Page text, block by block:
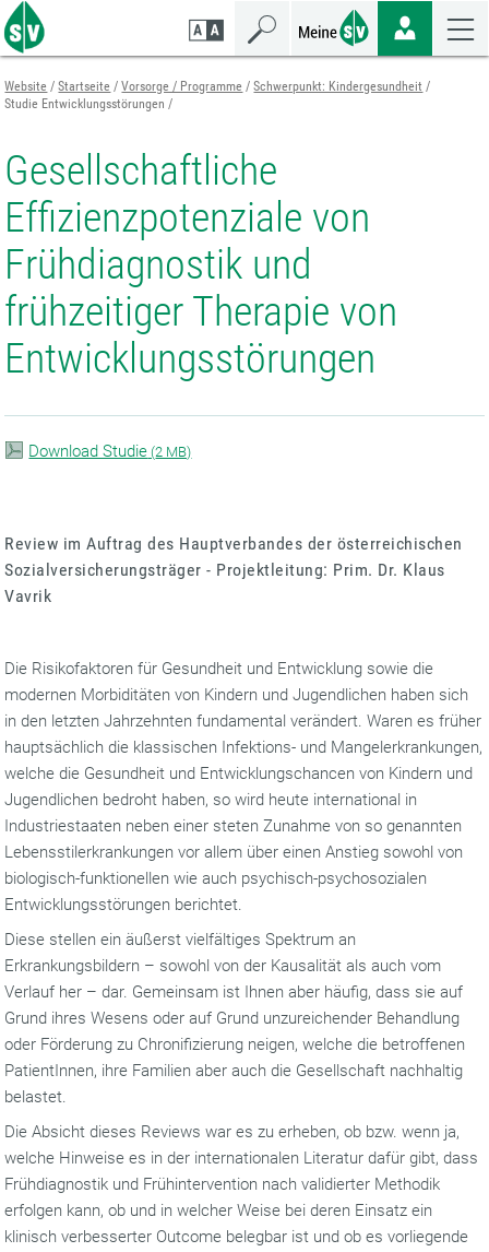
Zum
Seiteninhalt
springen
Zur
Navigation
springen
Zur
Mobilen
Navigation
springen
Website Startseite Vorsorge / Programme
Schwerpunkt: Kindergesundheit
Studie Entwicklungsstörungen
Gesellschaftliche
Effizienzpotenziale von
Frühdiagnostik und
frühzeitiger Therapie von
Entwicklungsstörungen
Download Studie (2 MB)
Review im Auftrag des Hauptverbandes der österreichischen
Sozialversicherungsträger - Projektleitung: Prim. Dr. Klaus
Vavrik
Die Risikofaktoren für Gesundheit und Entwicklung sowie die
modernen Morbiditäten von Kindern und Jugendlichen haben sich
in den letzten Jahrzehnten fundamental verändert. Waren es früher
hauptsächlich die klassischen Infektions- und Mangelerkrankungen,
welche die Gesundheit und Entwicklungschancen von Kindern und
Jugendlichen bedroht haben, so wird heute international in
Industriestaaten neben einer steten Zunahme von so genannten
Lebensstilerkrankungen vor allem über einen Anstieg sowohl von
biologisch-funktionellen wie auch psychisch-psychosozialen
Entwicklungsstörungen berichtet.
Diese stellen ein äußerst vielfältiges Spektrum an
Erkrankungsbildern – sowohl von der Kausalität als auch vom
Verlauf her – dar. Gemeinsam ist Ihnen aber häufig, dass sie auf
Grund ihres Wesens oder auf Grund unzureichender Behandlung
oder Förderung zu Chronifizierung neigen, welche die betroffenen
PatientInnen, ihre Familien aber auch die Gesellschaft nachhaltig
belastet.
Die Absicht dieses Reviews war es zu erheben, ob bzw. wenn ja,
welche Hinweise es in der internationalen Literatur dafür gibt, dass
Frühdiagnostik und Frühintervention nach validierter Methodik
erfolgen kann, ob und in welcher Weise bei deren Einsatz ein
klinisch verbesserter Outcome belegbar ist und ob es vorliegende